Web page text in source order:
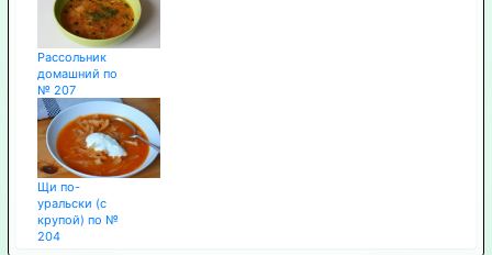
Рассольник
домашний по
№ 207
Щи по-
уральски (с
крупой) по №
204